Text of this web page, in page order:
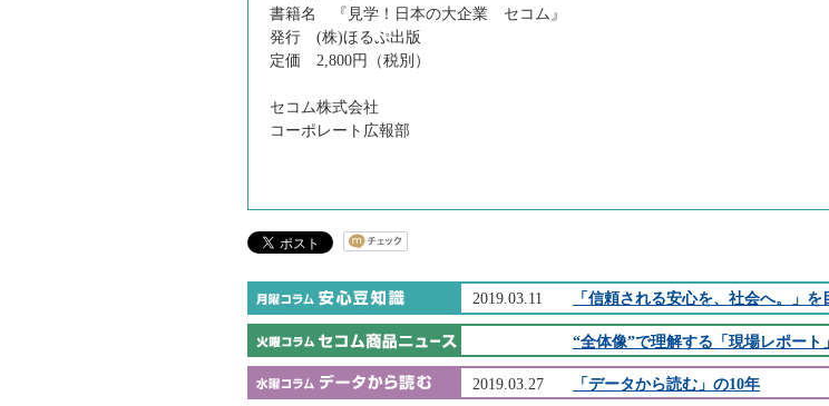
書籍名 『見学！日本の大企業 セコム』
発行 (株)ほるぷ出版
定価 2,800円（税別）
セコム株式会社
コーポレート広報部
2019.03.11 「信頼される安心を、社会へ。」を
“全体像”で理解する「現場レポート」
2019.03.27 「データから読む」の10年